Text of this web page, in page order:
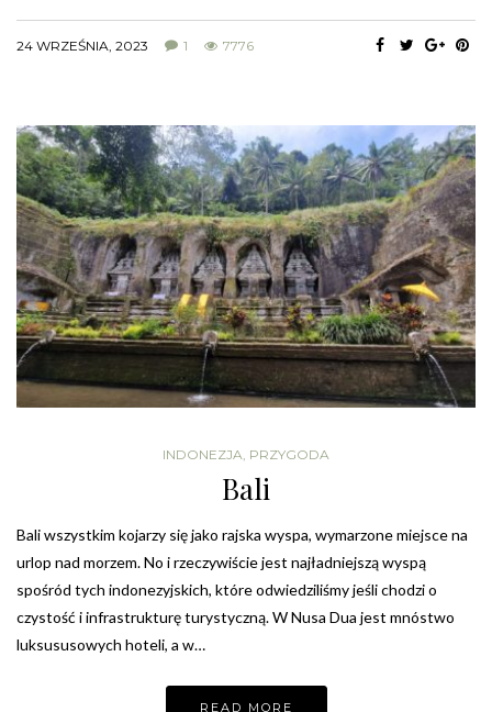
24 WRZEŚNIA, 2023 1 7776
INDONEZJA PRZYGODA
Bali
Bali wszystkim kojarzy się jako rajska wyspa, wymarzone miejsce na
urlop nad morzem. No i rzeczywiście jest najładniejszą wyspą
spośród tych indonezyjskich, które odwiedziliśmy jeśli chodzi o
czystość i infrastrukturę turystyczną. W Nusa Dua jest mnóstwo
luksususowych hoteli, a w…
READ MORE